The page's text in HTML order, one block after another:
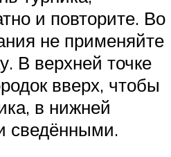
и повторите. Во
не применяйте
В верхней точке
вверх, чтобы
в нижней
сведёнными.